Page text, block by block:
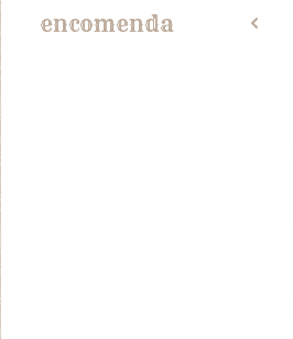
encomenda 2